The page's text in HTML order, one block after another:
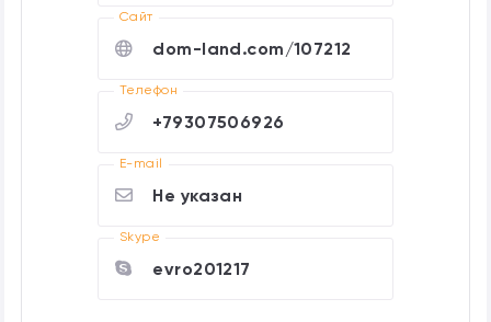
Cайт
dom-land.com/107212
Телефон
+79307506926
E-mail
Не указан
Skype
evro201217